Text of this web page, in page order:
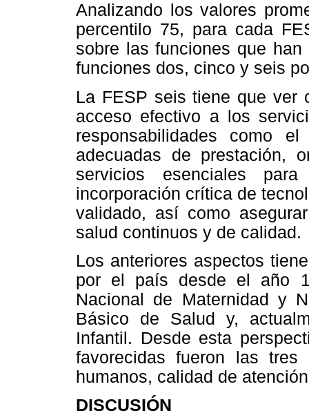
Analizando los valores
percentilo 75, para cada
sobre las funciones que
funciones dos, cinco y seis
La FESP seis tiene que ver
acceso efectivo a los
responsabilidades como
adecuadas de prestación,
servicios esenciales
incorporación crítica de
validado, así como
salud continuos y de calidad.
Los anteriores aspectos
por el país desde el año
Nacional de Maternidad y
Básico de Salud y,
Infantil. Desde esta
favorecidas fueron las tres
humanos, calidad de
DISCUSIÓN